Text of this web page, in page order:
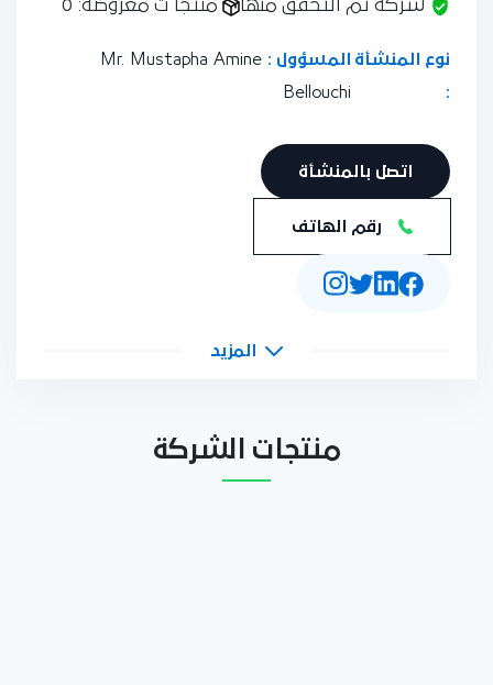
شركة تم التحقق منها منتجا ت معروضة: 0
نوع المنشأة
:
المسؤول : Mr. Mustapha Amine
Bellouchi
اتصل بالمنشأة
رقم الهاتف
المزيد
منتجات الشركة